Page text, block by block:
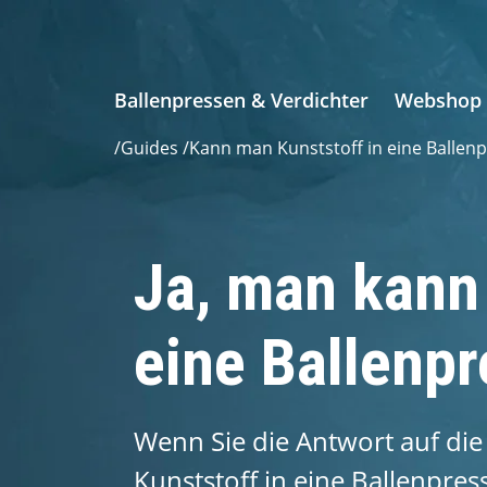
Ballenpressen & Verdichter Webshop
/Guides /Kann man Kunststoff in eine
Ja, man
eine
Wenn Sie die Antwort auf